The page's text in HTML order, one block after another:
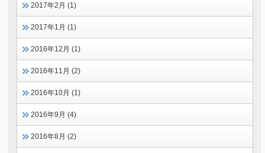
2017年2月 (1)
2017年1月 (1)
2016年12月 (1)
2016年11月 (2)
2016年10月 (1)
2016年9月 (4)
2016年8月 (2)